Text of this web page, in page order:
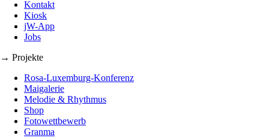
Kontakt
Kiosk
jW-App
Jobs
→ Projekte
Rosa-Luxemburg-Konferenz
Maigalerie
Melodie & Rhythmus
Shop
Fotowettbewerb
Granma